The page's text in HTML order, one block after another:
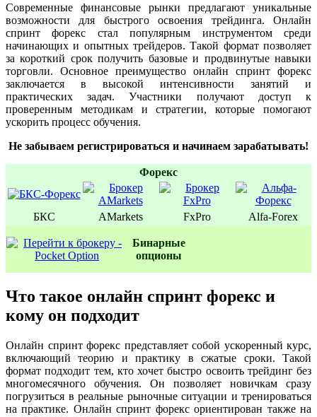
Современные финансовые рынки предлагают уникальные
возможности для быстрого освоения трейдинга. Онлайн
спринт форекс стал популярным инструментом среди
начинающих и опытных трейдеров. Такой формат позволяет
за короткий срок получить базовые и продвинутые навыки
торговли. Основное преимущество онлайн спринт форекс
заключается в высокой интенсивности занятий и
практических задач. Участники получают доступ к
проверенным методикам и стратегии, которые помогают
ускорить процесс обучения.
Не забываем регистрироваться и начинаем зарабатывать!
Форекс
БКС AMarkets FxPro Alfa-Forex
Бинаpные
oпционы
Что такое онлайн спринт форекс и
кому он подходит
Онлайн спринт форекс представляет собой ускоренный курс,
включающий теорию и практику в сжатые сроки. Такой
формат подходит тем, кто хочет быстро освоить трейдинг без
многомесячного обучения. Он позволяет новичкам сразу
погрузиться в реальные рыночные ситуации и тренироваться
на практике. Онлайн спринт форекс ориентирован также на